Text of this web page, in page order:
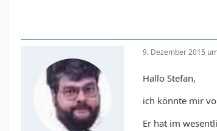
9. Dezember 2015
Hallo Stefan,
ich könnte mir
Er hat im